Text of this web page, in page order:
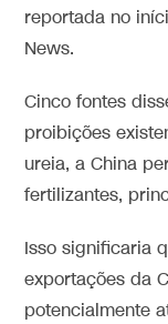
reportada no
News.
Cinco fontes
proibições
ureia, a China
fertilizantes,
Isso significaria
exportações da
potencialmente